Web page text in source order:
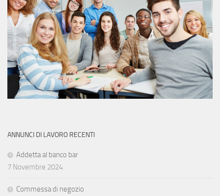
ANNUNCI DI LAVORO RECENTI
Addetta al banco bar
7 Novembre 2024
Commessa di negozio